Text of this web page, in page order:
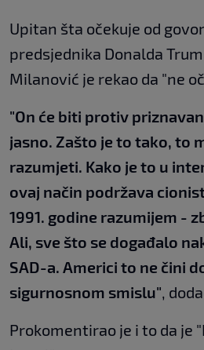
Upitan šta očekuje od
predsjednika Donalda
Milanović je rekao da "ne
"On će biti protiv
jasno. Zašto je to tako, to
razumjeti. Kako je to u
ovaj način podržava
1991. godine razumijem -
Ali, sve što se događalo
SAD-a. Americi to ne čini
sigurnosnom smislu" ,
Prokomentirao je i to da je